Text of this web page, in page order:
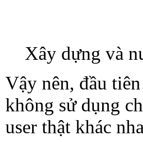
Xây dựng và
Vậy nên, đầu
không sử dụng
user thật khác